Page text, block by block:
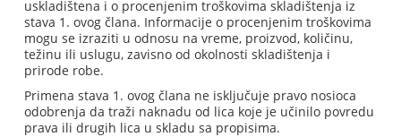
uskladištena i o procenjenim troškovima skladištenja iz
stava 1. ovog člana. Informacije o procenjenim troškovima
mogu se izraziti u odnosu na vreme, proizvod, količinu,
težinu ili uslugu, zavisno od okolnosti skladištenja i
prirode robe.
Primena stava 1. ovog člana ne isključuje pravo nosioca
odobrenja da traži naknadu od lica koje je učinilo povredu
prava ili drugih lica u skladu sa propisima.